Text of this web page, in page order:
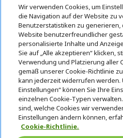
Kostenloser
Versand
vor und
dem
© 2026 Acer Inc.
CPYou BV ist der autorisierte
Produkte und Dienstleistungen, die in
werden.
Wir verwenden Cookies, um
die Navigation auf der Website zu
Benutzerstatistiken zu generieren,
Website benutzerfreundlicher
personalisierte Inhalte und
Sie auf „Alle akzeptieren“ klicken,
Verwendung und Platzierung aller
gemäß unserer Cookie-Richtlinie
kann jederzeit widerrufen werden.
Einstellungen“ können Sie Ihre
einzelnen Cookie-Typen
sind, welche Cookies wir
Einstellungen ändern können,
Cookie-Richtlinie.